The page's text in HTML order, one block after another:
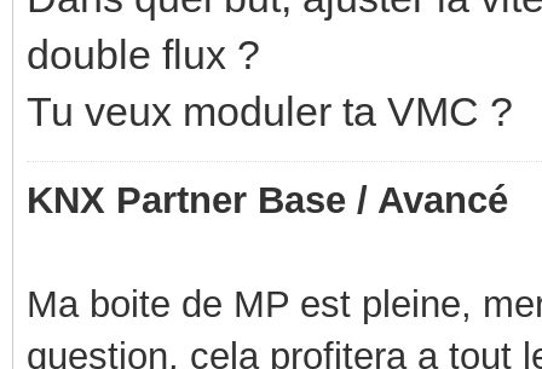
double flux ?
Tu veux moduler ta VMC ?
KNX Partner Base / Avancé
Ma boite de MP est pleine,
question, cela profitera a tout